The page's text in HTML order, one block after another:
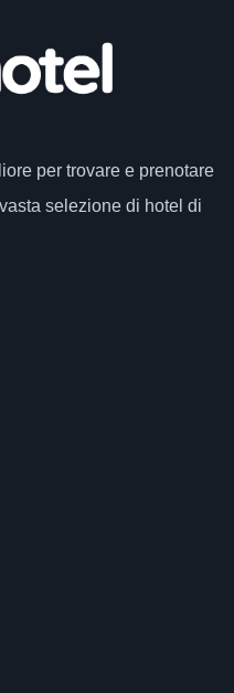
per trovare e prenotare
selezione di hotel di